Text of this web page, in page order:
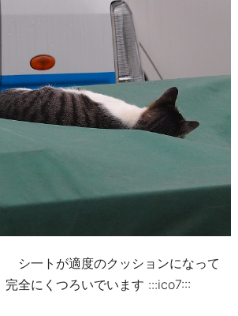
のクッションになって
全にくつろいでいます :::ico7:::